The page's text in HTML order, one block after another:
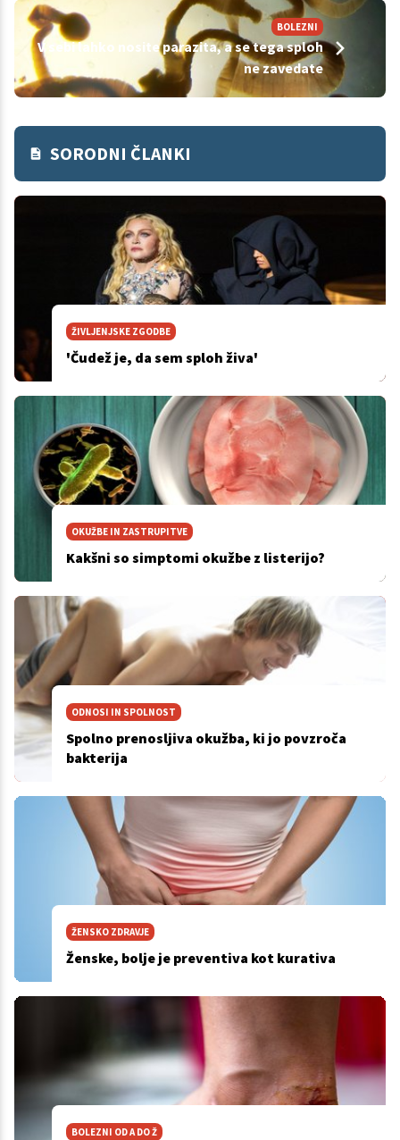
BOLEZNI
V sebi lahko nosite parazita, a se tega sploh
ne zavedate
SORODNI ČLANKI
ŽIVLJENJSKE ZGODBE
'Čudež je, da sem sploh živa'
OKUŽBE IN ZASTRUPITVE
Kakšni so simptomi okužbe z listerijo?
ODNOSI IN SPOLNOST
Spolno prenosljiva okužba, ki jo povzroča
bakterija
ŽENSKO ZDRAVJE
Ženske, bolje je preventiva kot kurativa
BOLEZNI OD A DO Ž